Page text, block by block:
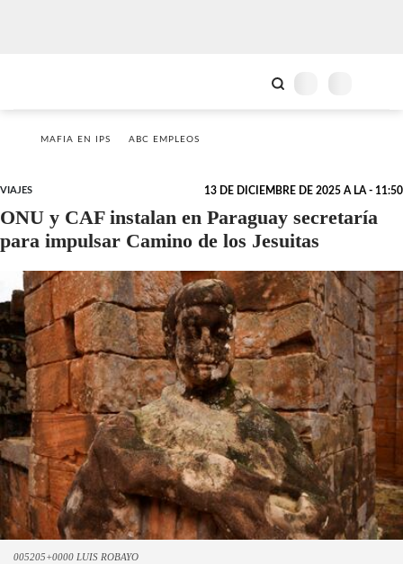
MAFIA EN IPS ABC EMPLEOS
VIAJES 13 DE DICIEMBRE DE 2025 A LA - 11:50
ONU y CAF instalan en Paraguay secretaría
para impulsar Camino de los Jesuitas
005205+0000 LUIS ROBAYO